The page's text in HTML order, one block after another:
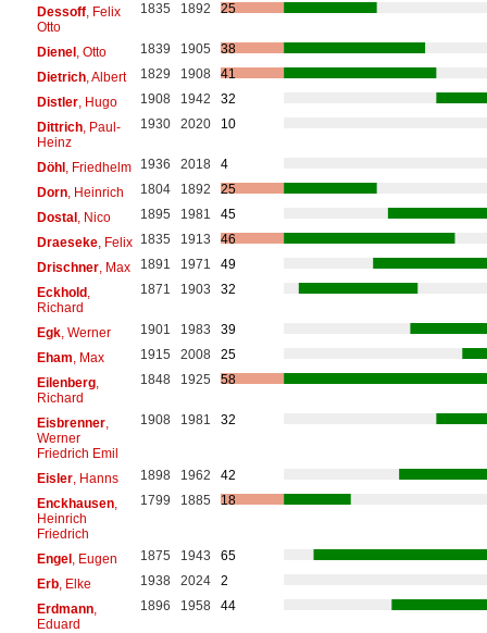
Dessoff, Felix
Otto
1835 1892 25
Dienel , Otto 1839 1905
38
Dietrich, Albert 1829 1908
41
Distler, Hugo 1908 1942
32
Dittrich, Paul-
Heinz
1930 2020 10
Döhl , Friedhelm 1936 2018
4
Dorn, Heinrich 1804 1892
25
Dostal , Nico 1895 1981
45
Draeseke, Felix 1835 1913
46
Drischner, Max 1891 1971
49
Eckhold ,
Richard
1871 1903 32
Egk, Werner 1901 1983
39
Eham, Max 1915 2008
25
Eilenberg,
Richard
1848 1925 58
Eisbrenner,
Werner
Friedrich Emil
1908 1981 32
Eisler, Hanns 1898 1962
42
Enckhausen,
Heinrich
Friedrich
1799 1885 18
Engel , Eugen 1875 1943
65
Erb, Elke 1938 2024
2
Erdmann,
Eduard
1896 1958 44